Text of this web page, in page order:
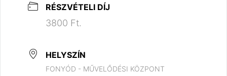
RÉSZVÉTELI DÍJ
3800 Ft.
HELYSZÍN
FONYÓD - MŰVELŐDÉSI KÖZPONT